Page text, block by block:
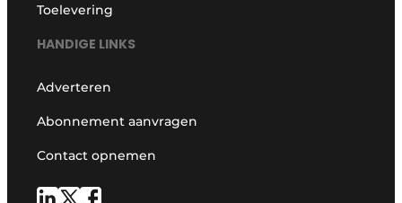
Toelevering
HANDIGE LINKS
Adverteren
Abonnement aanvragen
Contact opnemen